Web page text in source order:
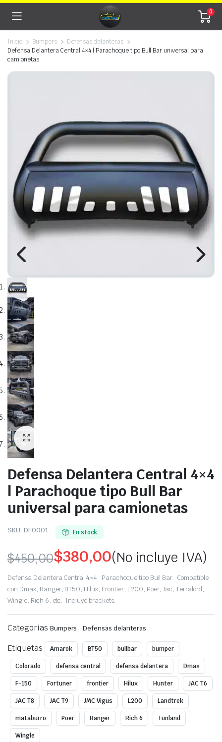
0
Inicio Bumpers
Defensas delanteras
Defensa Delantera Central 4×4 | Parachoque tipo Bull Bar universal para
camionetas
Defensa Delantera Central 4×4
| Parachoque tipo Bull Bar
universal para camionetas
SKU: DF0001 En stock
$450,00
Original
price
was:
$450,00.
$380,00
Current
price
is:
$380,00.
(No incluye IVA)
Defensa Delantera Central 4×4. Parachoque tipo Bull Bar. Compatible
con Dmax, Ranger, BT50, Hilux, Frontier, L200, Poer, Jac, Terralord,
Wingle, Rich 6, etc. Incluye brackets.
Categorías Bumpers, Defensas delanteras
Etiquetas Amarok BT50 bullbar bumper
Colorado defensa central defensa delantera Dmax
F-150 Fortuner frontier Hilux Hunter JAC T6
JAC T8 JAC T9 JMC Vigus L200 Landtrek
mataburro Poer Ranger Rich 6 Tunland
Wingle